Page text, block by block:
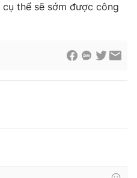
thể sẽ sớm được công